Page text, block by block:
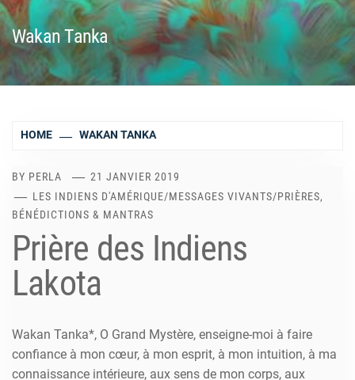
Wakan Tanka
HOME WAKAN TANKA
BY PERLA
21 JANVIER 2019
LES INDIENS D'AMÉRIQUE/MESSAGES VIVANTS/PRIÈRES,
BÉNÉDICTIONS & MANTRAS
Prière des Indiens
Lakota
Wakan Tanka*, O Grand Mystère, enseigne-moi à faire
confiance à mon cœur, à mon esprit, à mon intuition, à ma
connaissance intérieure, aux sens de mon corps, aux